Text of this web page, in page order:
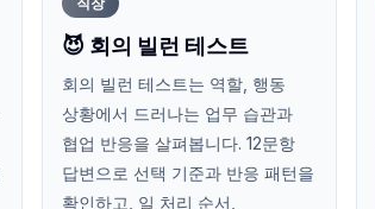
😈 회의 빌런 테스트
회의 빌런 테스트는 역할, 행동
상황에서 드러나는 업무 습관과
협업 반응을 살펴봅니다. 12문항
답변으로 선택 기준과 반응 패턴을
확인하고, 일 처리 순서,